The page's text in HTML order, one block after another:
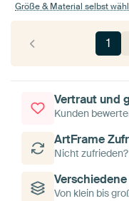
Größe & Material selbst
1
Vertraut und
Kunden
ArtFrame
Nicht
Von klein bis